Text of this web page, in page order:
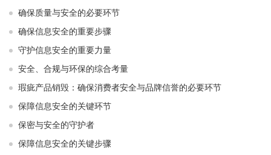
确保质量与安全的必要环节
确保信息安全的重要步骤
守护信息安全的重要力量
安全、合规与环保的综合考量
瑕疵产品销毁：确保消费者安全与品牌信誉的必要环节
保障信息安全的关键环节
保密与安全的守护者
保障信息安全的关键步骤